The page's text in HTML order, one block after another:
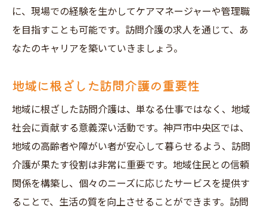
に、現場での経験を生かしてケアマネージャーや管理職
を目指すことも可能です。訪問介護の求人を通じて、あ
なたのキャリアを築いていきましょう。
地域に根ざした訪問介護の重要性
地域に根ざした訪問介護は、単なる仕事ではなく、地域
社会に貢献する意義深い活動です。神戸市中央区では、
地域の高齢者や障がい者が安心して暮らせるよう、訪問
介護が果たす役割は非常に重要です。地域住民との信頼
関係を構築し、個々のニーズに応じたサービスを提供す
ることで、生活の質を向上させることができます。訪問